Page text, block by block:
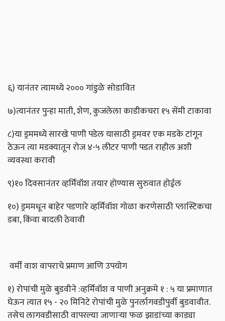
६) यानंतर त्यामध्ये २००० गांडुळे सोडावित
७)त्यानंतर पुन्हा माती, शेण, कुजलेला काडीकचरा १५ सेंमी टाकावा
८)या ड्रममध्ये सारखे पाणी पडेल यासाठी ड्रमवर एक मडके टांगून
ठेऊन त्या मडक्यातून रोज ४-५ लीटर पाणी पडत राहील अशी
व्यवस्था करावी
९)१० दिवसानंतर व्हर्मिवॉश तयार होण्यास सुरुवात होईल
१०) ड्रममधून बाहेर पडणारे व्हर्मिवॉश गोळा करणेसाठी प्लास्टिकचा
डबा, किंवा बादली ठेवावी
वर्मी वाश वापराचे प्रमाण आणि उपयोग
१) रोपांची मुळे बुडवीने :व्हर्मिवॉश व पाणी अनुक्रमे १ : ५ या प्रमाणात
घेऊन त्यात १५ - २० मिनिटे रोपांची मुळे पुनर्लागवडीपुर्वी बुडवावीत.
तसेच लागवडीसाठी वापरल्या जाणाऱ्या फळ झाडांच्या काड्या